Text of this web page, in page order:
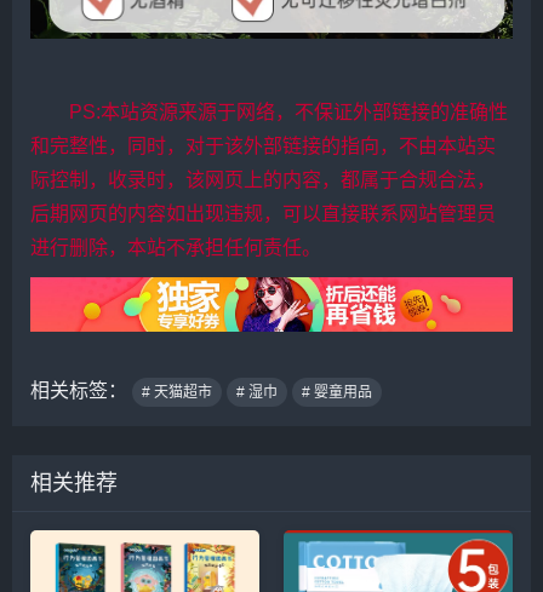
PS:本站资源来源于网络，不保证外部链接的准确性
和完整性，同时，对于该外部链接的指向，不由本站实
际控制，收录时，该网页上的内容，都属于合规合法，
后期网页的内容如出现违规，可以直接联系网站管理员
进行删除，本站不承担任何责任。
相关标签： # 天猫超市 # 湿巾 # 婴童用品
相关推荐